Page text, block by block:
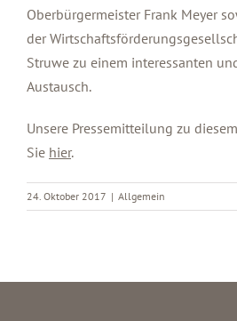
Oberbürgermeister Frank Meyer
der
Struwe zu einem interessanten
Austausch.
Unsere Pressemitteilung zu
Sie hier.
24. Oktober 2017 | Allgemein